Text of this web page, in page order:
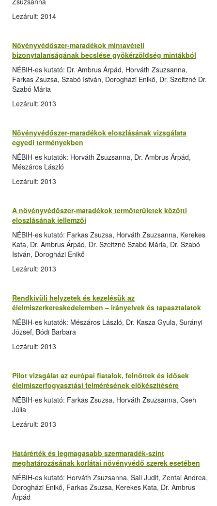
Lezárult: 2014
Növényvédőszer-maradékok mintavételi
bizonytalanságának becslése gyökérzöldség mintákból
NÉBIH-es kutató: Dr. Ambrus Árpád, Horváth Zsuzsanna,
Farkas Zsuzsa, Szabó István, Dorogházi Enikő, Dr. Szeitzné Dr.
Szabó Mária
Lezárult: 2013
Növényvédőszer-maradékok eloszlásának vizsgálata
egyedi terményekben
NÉBIH-es kutatók: Horváth Zsuzsanna, Dr. Ambrus Árpád,
Mészáros László
Lezárult: 2013
A növényvédőszer-maradékok termőterületek közötti
eloszlásának jellemzői
NÉBIH-es kutató: Farkas Zsuzsa, Horváth Zsuzsanna, Kerekes
Kata, Dr. Ambrus Árpád, Dr. Szeitzné Szabó Mária, Dr. Szabó
István, Dorogházi Enikő
Lezárult: 2013
Rendkívüli helyzetek és kezelésük az
élelmiszerkereskedelemben – irányelvek és tapasztalatok
NÉBIH-es kutatók: Mészáros László, Dr. Kasza Gyula, Surányi
József, Bódi Barbara
Lezárult: 2013
Pilot vizsgálat az európai fiatalok, felnőttek és idősek
élelmiszerfogyasztási felmérésének előkészítésére
NÉBIH-es kutató: Farkas Zsuzsa, Horváth Zsuzsanna, Cseh
Júlia
Lezárult: 2013
Határérték és legmagasabb szermaradék-szint
meghatározásának korlátai növényvédő szerek esetében
NÉBIH-es kutató: Horváth Zsuzsanna, Sali Judit, Zentai Andrea,
Dorogházi Enikő, Farkas Zsuzsa, Kerekes Kata, Dr. Ambrus
Árpád